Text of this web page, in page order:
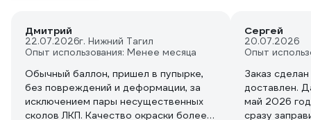
Дмитрий
22.07.2026г. Нижний Тагил
Опыт использования: Менее месяца
Обычный баллон, пришел в пупырке,
без повреждений и деформации, за
исключением пары несущественных
сколов ЛКП. Качество окраски более-
Сергей
20.07.2026
Опыт
Заказ
доставлен.
май 2026
сразу